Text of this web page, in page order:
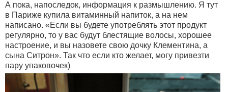
А пока, напоследок, информация к размышлению. Я тут
в Париже купила витаминный напиток, а на нем
написано. «Если вы будете употреблять этот продукт
регулярно, то у вас будут блестящие волосы, хорошее
настроение, и вы назовете свою дочку Клементина, а
сына Ситрон». Так что если кто желает, могу привезти
пару упаковочек)